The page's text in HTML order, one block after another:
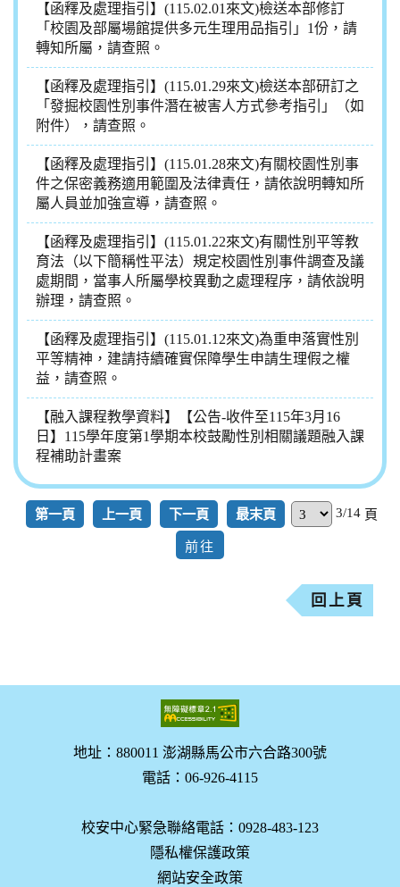
【函釋及處理指引】(115.02.01來文)檢送本部修訂
「校園及部屬場館提供多元生理用品指引」1份，請
轉知所屬，請查照。
【函釋及處理指引】(115.01.29來文)檢送本部研訂之
「發掘校園性別事件潛在被害人方式參考指引」（如
附件），請查照。
【函釋及處理指引】(115.01.28來文)有關校園性別事
件之保密義務適用範圍及法律責任，請依說明轉知所
屬人員並加強宣導，請查照。
【函釋及處理指引】(115.01.22來文)有關性別平等教
育法（以下簡稱性平法）規定校園性別事件調查及議
處期間，當事人所屬學校異動之處理程序，請依說明
辦理，請查照。
【函釋及處理指引】(115.01.12來文)為重申落實性別
平等精神，建請持續確實保障學生申請生理假之權
益，請查照。
【融入課程教學資料】【公告-收件至115年3月16
日】115學年度第1學期本校鼓勵性別相關議題融入課
程補助計畫案
第一頁 上一頁 下一頁 最末頁 3/14 頁
回上頁
地址：880011 澎湖縣馬公市六合路300號
電話：06-926-4115
校安中心緊急聯絡電話：0928-483-123
隱私權保護政策
網站安全政策